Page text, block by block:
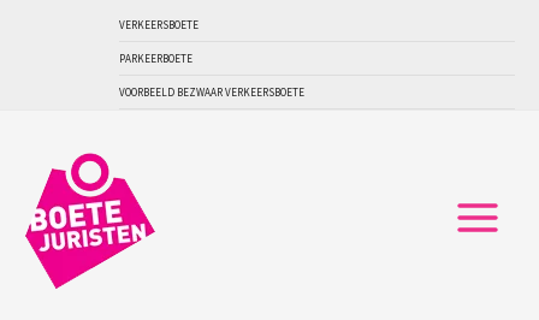
VERKEERSBOETE
PARKEERBOETE
VOORBEELD BEZWAAR VERKEERSBOETE